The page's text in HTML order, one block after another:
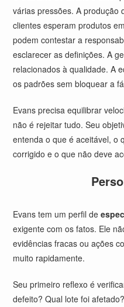
várias pressões. A produção
clientes esperam produtos
podem contestar a
esclarecer as definições. A
relacionados à qualidade. A
os padrões sem bloquear a
Evans precisa equilibrar
não é rejeitar tudo. Seu
entenda o que é aceitável, o
corrigido e o que não deve
Evans tem um perfil de
exigente com os fatos. Ele
evidências fracas ou ações
muito rapidamente.
Seu primeiro reflexo é
defeito? Qual lote foi